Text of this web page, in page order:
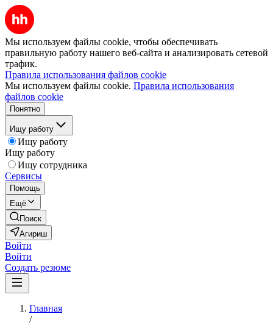
Мы используем файлы cookie, чтобы обеспечивать
правильную работу нашего веб-сайта и анализировать сетевой
трафик.
Правила использования файлов cookie
Мы используем файлы cookie. Правила использования
файлов cookie
Понятно
Ищу работу
Ищу работу
Ищу работу
Ищу сотрудника
Сервисы
Помощь
Ещё
Поиск
Агириш
Войти
Войти
Создать резюме
Главная
/